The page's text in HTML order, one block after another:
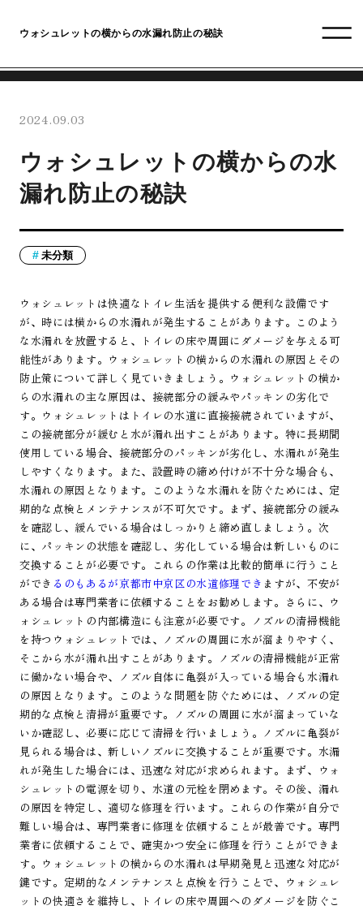
ウォシュレットの横からの水漏れ防止の秘訣
2024.09.03
ウォシュレットの横からの水
漏れ防止の秘訣
未分類
ウォシュレットは快適なトイレ生活を提供する便利な設備です
が、時には横からの水漏れが発生することがあります。このよう
な水漏れを放置すると、トイレの床や周囲にダメージを与える可
能性があります。ウォシュレットの横からの水漏れの原因とその
防止策について詳しく見ていきましょう。ウォシュレットの横か
らの水漏れの主な原因は、接続部分の緩みやパッキンの劣化で
す。ウォシュレットはトイレの水道に直接接続されていますが、
この接続部分が緩むと水が漏れ出すことがあります。特に長期間
使用している場合、接続部分のパッキンが劣化し、水漏れが発生
しやすくなります。また、設置時の締め付けが不十分な場合も、
水漏れの原因となります。このような水漏れを防ぐためには、定
期的な点検とメンテナンスが不可欠です。まず、接続部分の緩み
を確認し、緩んでいる場合はしっかりと締め直しましょう。次
に、パッキンの状態を確認し、劣化している場合は新しいものに
交換することが必要です。これらの作業は比較的簡単に行うこと
ができ るのもあるが京都市中京区の水道修理でき ますが、不安が
ある場合は専門業者に依頼することをお勧めします。さらに、ウ
ォシュレットの内部構造にも注意が必要です。ノズルの清掃機能
を持つウォシュレットでは、ノズルの周囲に水が溜まりやすく、
そこから水が漏れ出すことがあります。ノズルの清掃機能が正常
に働かない場合や、ノズル自体に亀裂が入っている場合も水漏れ
の原因となります。このような問題を防ぐためには、ノズルの定
期的な点検と清掃が重要です。ノズルの周囲に水が溜まっていな
いか確認し、必要に応じて清掃を行いましょう。ノズルに亀裂が
見られる場合は、新しいノズルに交換することが重要です。水漏
れが発生した場合には、迅速な対応が求められます。まず、ウォ
シュレットの電源を切り、水道の元栓を閉めます。その後、漏れ
の原因を特定し、適切な修理を行います。これらの作業が自分で
難しい場合は、専門業者に修理を依頼することが最善です。専門
業者に依頼することで、確実かつ安全に修理を行うことができま
す。ウォシュレットの横からの水漏れは早期発見と迅速な対応が
鍵です。定期的なメンテナンスと点検を行うことで、ウォシュレ
ットの快適さを維持し、トイレの床や周囲へのダメージを防ぐこ